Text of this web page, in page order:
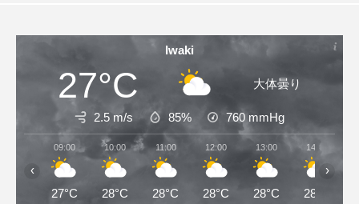
Iwaki
27°C 大体曇り
2.5 m/s 85% 760 mmHg
09:00
27°C
10:00
28°C
11:00
28°C
12:00
28°C
13:00
28°C
14:00
28°C
‹ ›